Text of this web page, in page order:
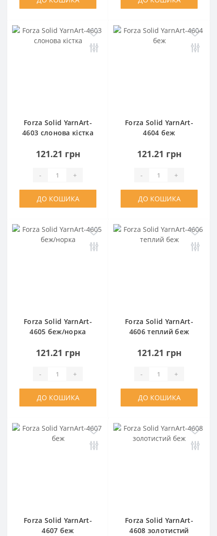
Forza Solid YarnArt-
4603 слонова кістка
121.21 грн
- +
ДО КОШИКА
Forza Solid YarnArt-
4604 беж
121.21 грн
- +
ДО КОШИКА
Forza Solid YarnArt-
4605 беж/норка
121.21 грн
- +
ДО КОШИКА
Forza Solid YarnArt-
4606 теплий беж
121.21 грн
- +
ДО КОШИКА
Forza Solid YarnArt-
4607 беж
Forza Solid YarnArt-
4608 золотистий